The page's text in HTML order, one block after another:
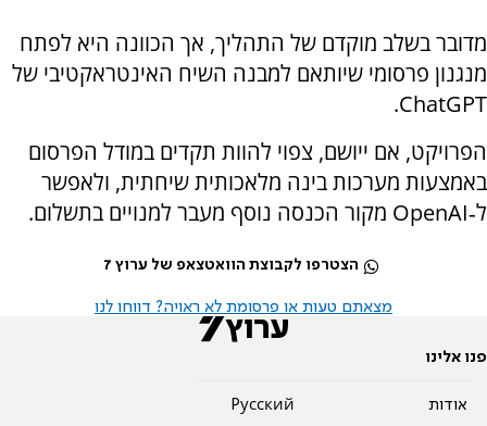
מדובר בשלב מוקדם של התהליך, אך הכוונה היא לפתח
מנגנון פרסומי שיותאם למבנה השיח האינטראקטיבי של
ChatGPT.
הפרויקט, אם ייושם, צפוי להוות תקדים במודל הפרסום
באמצעות מערכות בינה מלאכותית שיחתית, ולאפשר
ל‑OpenAI מקור הכנסה נוסף מעבר למנויים בתשלום.
הצטרפו לקבוצת הוואטצאפ של ערוץ 7
מצאתם טעות או פרסומת לא ראויה? דווחו לנו
פנו אלינו
אודות
Pусский